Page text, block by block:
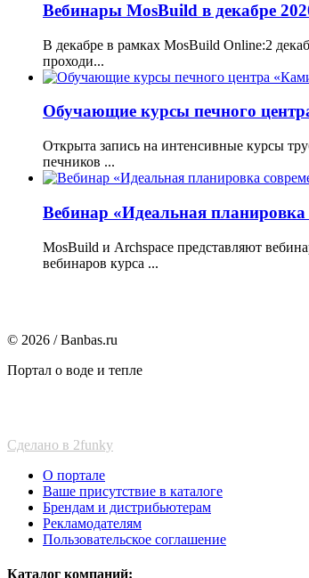
Вебинары MosBuild в декабре
В декабре в рамках MosBuild Online:2
проходи...
Обучающие курсы печного
Открыта запись на интенсивные курсы
печников ...
Вебинар «Идеальная
MosBuild и Archspace представляют
вебинаров курса ...
© 2026 / Banbas.ru
Портал о воде и тепле
Сделано в 2funky
О портале
Ваше присутствие в каталоге
Брендам и дистрибьютерам
Рекламодателям
Пользовательское соглашение
Каталог компаний: